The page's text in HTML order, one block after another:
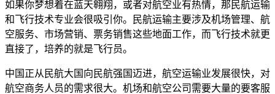
如果你梦想着在蓝天翱翔，或者对航空业有热情，那民航运输
和飞行技术专业会很吸引你。民航运输主要涉及机场管理、航
空服务、市场营销、票务销售这些地面工作，而飞行技术就更
直接了，培养的就是飞行员。
中国正从民航大国向民航强国迈进，航空运输业发展很快，对
航空商务人员的需求很大。机场和航空公司需要大量的要客服